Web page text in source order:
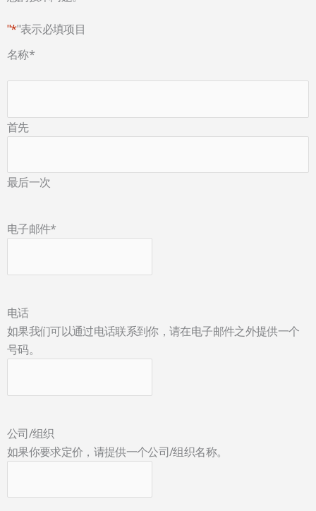
"*"表示必填项目
名称*
首先
最后一次
电子邮件*
电话
如果我们可以通过电话联系到你，请在电子邮件之外提供一个
号码。
公司/组织
如果你要求定价，请提供一个公司/组织名称。